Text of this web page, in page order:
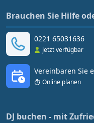
Brauchen Sie Hilfe
0221 65031636
Jetzt verfügbar
Vereinbaren Sie
Online planen
DJ buchen - mit